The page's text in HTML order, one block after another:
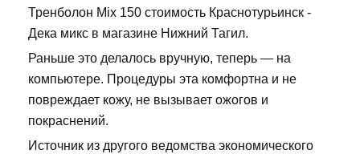
Тренболон Mix 150 стоимость Краснотурьинск -
Дека микс в магазине Нижний Тагил.
Раньше это делалось вручную, теперь — на
компьютере. Процедуры эта комфортна и не
повреждает кожу, не вызывает ожогов и
покраснений.
Источник из другого ведомства экономического